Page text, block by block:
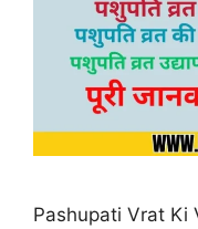
Pashupati Vrat Ki